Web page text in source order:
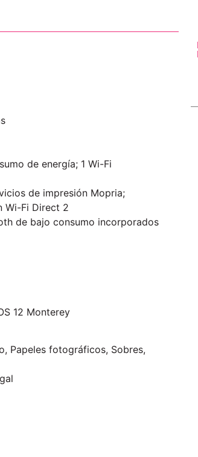
de energía; 1 Wi-Fi
de impresión Mopria;
Wi-Fi Direct 2
de bajo consumo incorporados
12 Monterey
Papeles fotográficos, Sobres,